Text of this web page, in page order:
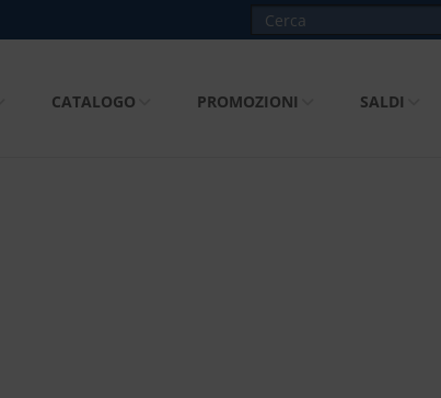
CATALOGO PROMOZIONI SALDI